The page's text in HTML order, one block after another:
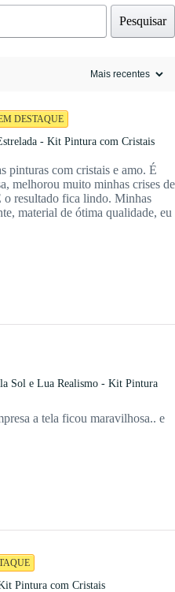
Pesquisar
DESTAQUE
- Kit Pintura com Cristais
pinturas com cristais e amo. É
melhorou muito minhas crises de
o resultado fica lindo. Minhas
material de ótima qualidade, eu
Sol e Lua Realismo - Kit Pintura
a tela ficou maravilhosa.. e
Pintura com Cristais